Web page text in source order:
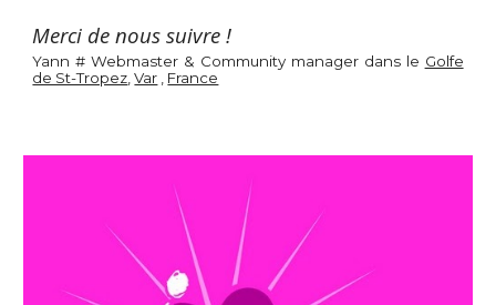
Merci de nous suivre !
Yann # Webmaster & Community manager dans le Golfe
de St-Tropez ,Var France